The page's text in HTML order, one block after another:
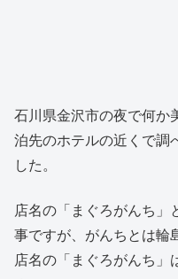
石川県金沢市の夜で何か
泊先のホテルの近くで調
した。
店名の「まぐろがんち」
事ですが、がんちとは輪
店名の「まぐろがんち」